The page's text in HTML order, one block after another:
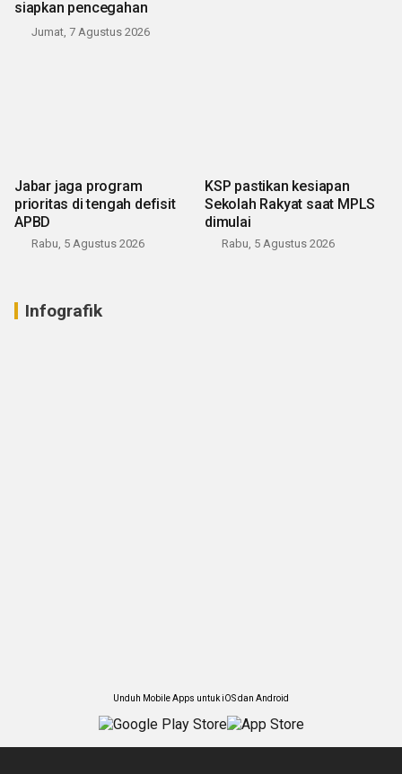
siapkan pencegahan
Jumat, 7 Agustus 2026
Jabar jaga program
prioritas di tengah defisit
APBD
Rabu, 5 Agustus 2026
KSP pastikan kesiapan
Sekolah Rakyat saat MPLS
dimulai
Rabu, 5 Agustus 2026
Infografik
Unduh Mobile Apps untuk iOS dan Android